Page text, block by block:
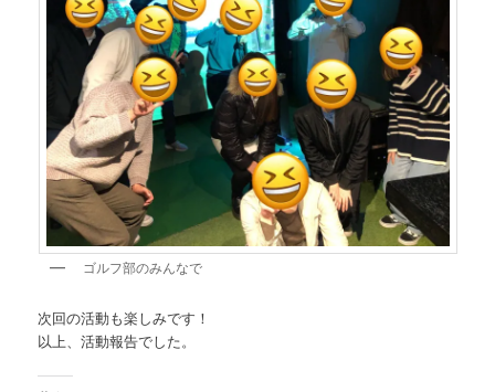
ゴルフ部のみんなで
次回の活動も楽しみです！
以上、活動報告でした。